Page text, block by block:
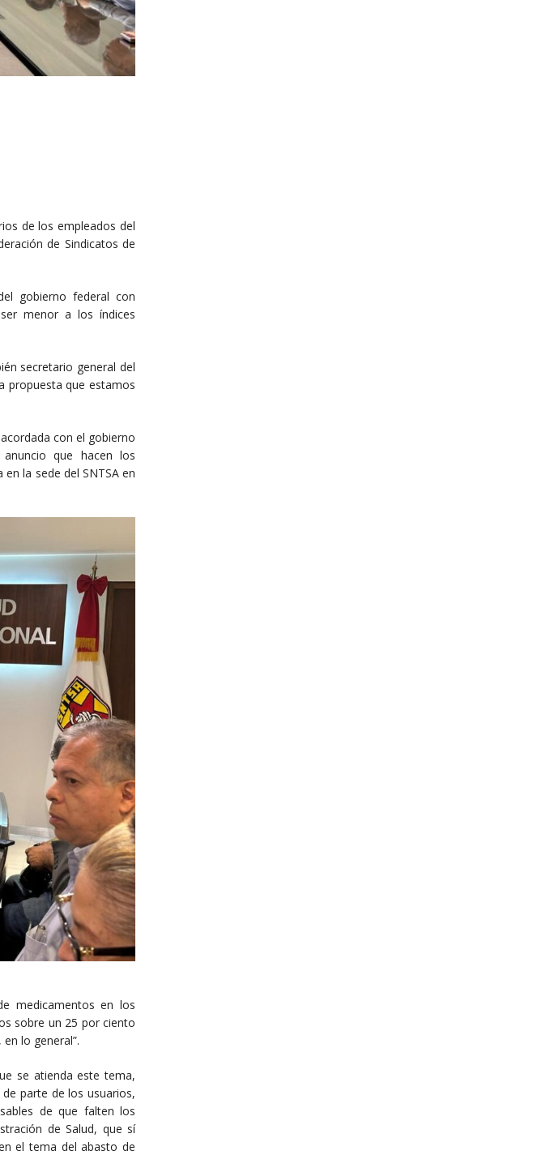
de los empleados del
de Sindicatos de
gobierno federal con
menor a los índices
secretario general del
propuesta que estamos
con el gobierno
que hacen los
la sede del SNTSA en
medicamentos en los
sobre un 25 por ciento
lo general”.
se atienda este tema,
parte de los usuarios,
de que falten los
de Salud, que sí
el tema del abasto de